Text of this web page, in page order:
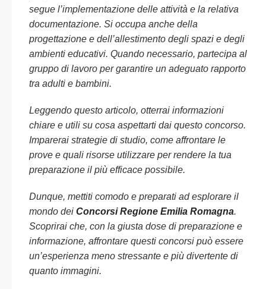
segue l’implementazione delle attività e la relativa
documentazione. Si occupa anche della
progettazione e dell’allestimento degli spazi e degli
ambienti educativi. Quando necessario, partecipa al
gruppo di lavoro per garantire un adeguato rapporto
tra adulti e bambini.
Leggendo questo articolo, otterrai informazioni
chiare e utili su cosa aspettarti dai questo concorso.
Imparerai strategie di studio, come affrontare le
prove e quali risorse utilizzare per rendere la tua
preparazione il più efficace possibile.
Dunque, mettiti comodo e preparati ad esplorare il
mondo dei Concorsi Regione Emilia Romagna.
Scoprirai che, con la giusta dose di preparazione e
informazione, affrontare questi concorsi può essere
un’esperienza meno stressante e più divertente di
quanto immagini.